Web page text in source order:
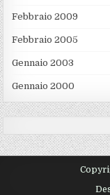
Febbraio 2009
Febbraio 2005
Gennaio 2003
Gennaio 2000